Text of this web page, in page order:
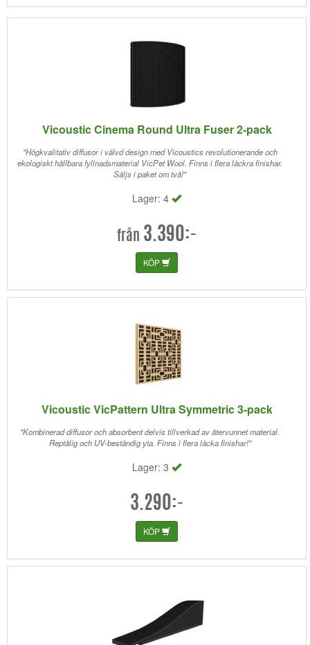
Vicoustic Cinema Round Ultra Fuser 2-pack
"Högkvalitativ diffusor i välvd design med Vicoustics revolutionerande och
ekologiskt hållbara fyllnadsmaterial VicPet Wool. Finns i flera läckra finishar.
Säljs i paket om två!"
Lager: 4
från 3.390:-
KÖP
Vicoustic VicPattern Ultra Symmetric 3-pack
"Kombinerad diffusor och absorbent delvis tillverkad av återvunnet material.
Reptålig och UV-beständig yta. Finns i flera läcka finishar!"
Lager: 3
3.290:-
KÖP